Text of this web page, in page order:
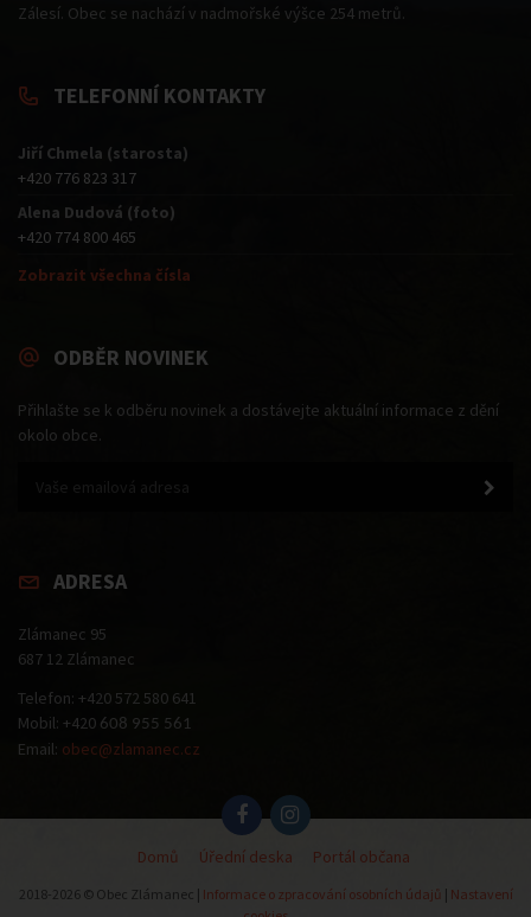
Zálesí. Obec se nachází v nadmořské výšce 254 metrů.
TELEFONNÍ KONTAKTY
Jiří Chmela (starosta)
+420 776 823 317
Alena Dudová (foto)
+420 774 800 465
Zobrazit všechna čísla
ODBĚR NOVINEK
Přihlašte se k odběru novinek a dostávejte aktuální informace z dění
okolo obce.
ADRESA
Zlámanec 95
687 12 Zlámanec
Telefon: +420 572 580 641
Mobil: +420 608 955 561
Email: obec@zlamanec.cz
Domů Úřední deska Portál občana
2018-2026 © Obec Zlámanec | Informace o zpracování osobních údajů | Nastavení